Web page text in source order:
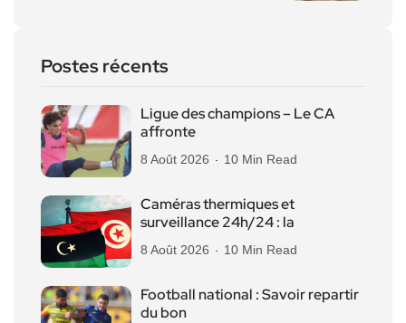
Postes récents
Ligue des champions – Le CA
affronte
8 Août 2026 10 Min Read
Caméras thermiques et
surveillance 24h/24 : la
8 Août 2026 10 Min Read
Football national : Savoir repartir
du bon